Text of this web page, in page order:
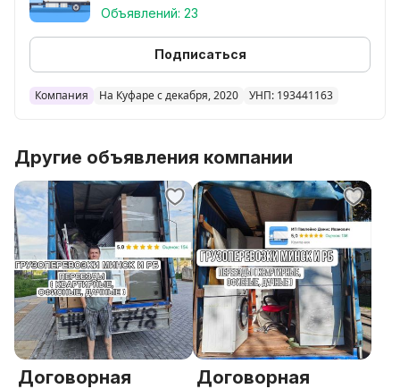
Опытные и профессиональные грузчики
Наличный и безналичный расчёт
Работаем без посредников
Работаем без выходных
МУСОР НЕ ВЫВОЗИМ.
Объявлений: 23
Подписаться
Компания На Куфаре с декабря, 2020 УНП: 193441163
Другие объявления компании
Договорная Договорная